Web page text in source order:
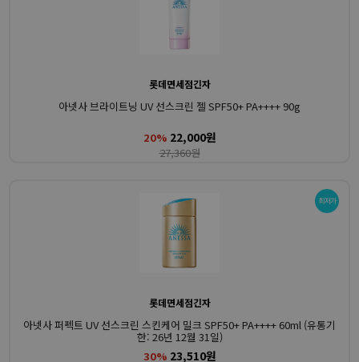
롯데면세점긴자
아넷사 브라이트닝 UV 선스크린 젤 SPF50+ PA++++ 90g
20% 22,000원
27,360원
롯데면세점긴자
아넷사 퍼펙트 UV 선스크린 스킨케어 밀크 SPF50+ PA++++ 60ml (유통기
한: 26년 12월 31일)
30% 23,510원